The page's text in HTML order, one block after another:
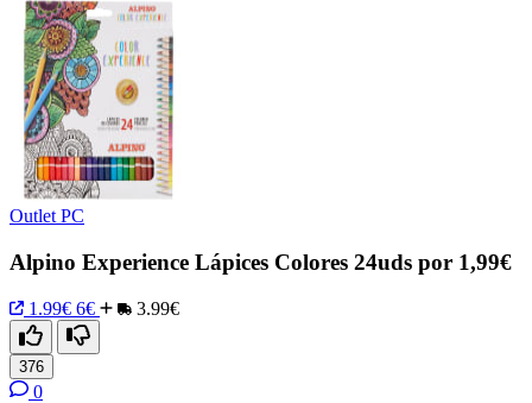
Outlet PC
Alpino Experience Lápices Colores 24uds por 1,99€
1.99€ 6€ 3.99€
376
0